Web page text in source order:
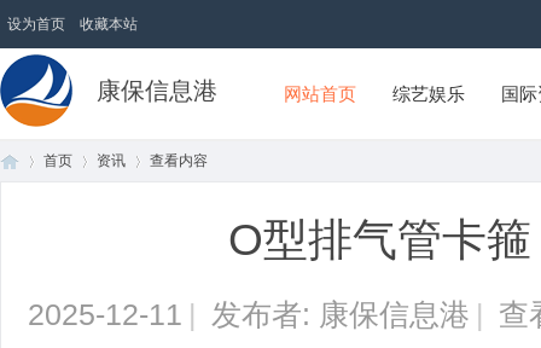
设为首页 收藏本站
康保信息港 网站首页 综艺娱乐 国
首页 资讯 查看内容
O型排气管卡
2025-12-11 | 发布者: 康保信息港 | 查